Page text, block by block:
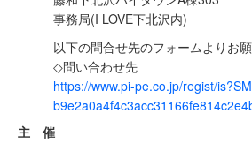
事務局(I LOVE下北沢内)
以下の問合せ先のフォームよりお願
◇問い合わせ先
https://www.pi-pe.co.jp/regist/
主 催